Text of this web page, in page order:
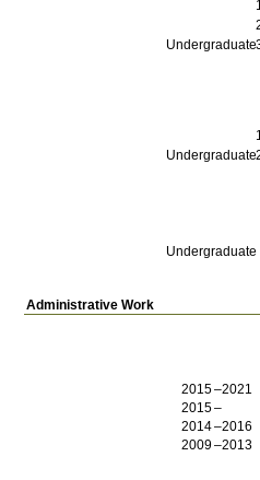
Undergraduate
Undergraduate
Undergraduate
Administrative Work
2015
2021
2015
2014
2016
2009
2013